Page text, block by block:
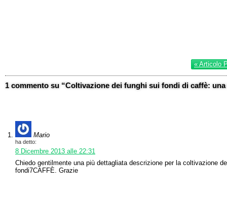
« Articolo
1 commento su “Coltivazione dei funghi sui fondi di caffè:
Mario
ha detto:
8 Dicembre 2013 alle 22:31
Chiedo gentilmente una più dettagliata descrizione per la coltivazione
fondi7CAFFÈ. Grazie